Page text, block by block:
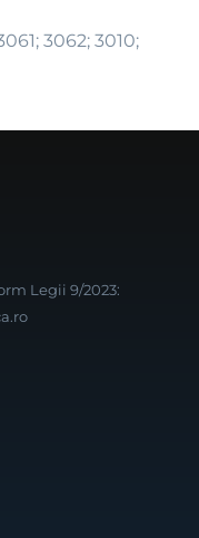
3062; 3010;
Legii 9/2023: